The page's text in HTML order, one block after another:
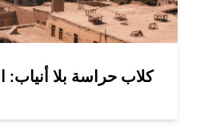
كلاب حراسة بلا أنياب: